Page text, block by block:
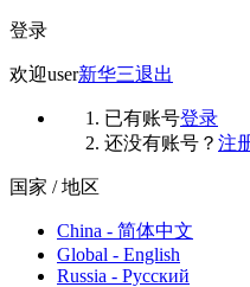
登录
欢迎user新华三退出
已有账号登录
还没有账号？ 注
国家 / 地区
China - 简体中文
Global - English
Russia - Русский